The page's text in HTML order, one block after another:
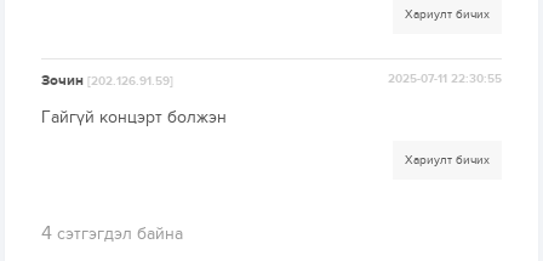
Хариулт бичих
Зочин[202.126.91.59] 2025-07-11 22:30:55
Гайгүй концэрт болжэн
Хариулт бичих
4 сэтгэгдэл байна